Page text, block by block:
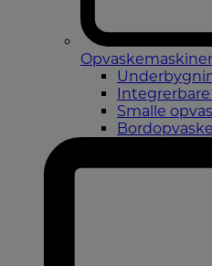
Opvaskemaskiner
Smalle